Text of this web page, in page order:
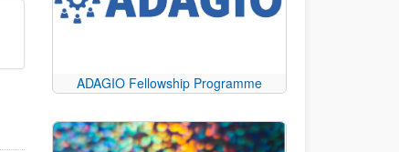
ADAGIO Fellowship Programme